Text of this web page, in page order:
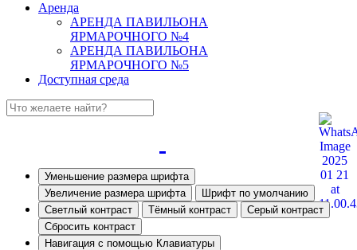
Аренда
АРЕНДА ПАВИЛЬОНА
ЯРМАРОЧНОГО №4
АРЕНДА ПАВИЛЬОНА
ЯРМАРОЧНОГО №5
Доступная среда
Уменьшение размера шрифта
Увеличение размера шрифта
Шрифт по умолчанию
Светлый контраст
Тёмный контраст
Серый контраст
Сбросить контраст
Навигация с помощью Клавиатуры